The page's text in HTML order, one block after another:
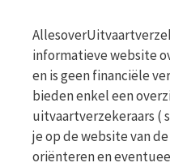
informatieve website
en is geen financiële
bieden enkel een
uitvaartverzekeraars (
je op de website van
oriënteren en